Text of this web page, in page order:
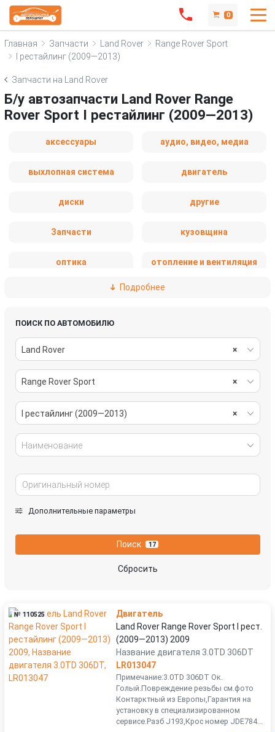
0
Главная Запчасти Land Rover
Range Rover Sport
I рестайлинг (2009—2013)
Запчасти на Land Rover
Б/у автозапчасти Land Rover Range
Rover Sport I рестайлинг (2009—2013)
аксессуары аудио, видео, медиа
выхлопная система двигатель
диски другие
Запчасти кузовщина
оптика отопление и вентиляция
пассивная безопасность
рулевое управление
система охлаждения системы комфорта
стекла стеклоочистители
топливная система
электрика
Подробнее
ПОИСК ПО АВТОМОБИЛЮ
×
Land Rover
×
Range Rover Sport
×
I рестайлинг (2009—2013)
Наименование
Дополнительные параметры
Поиск 17
Сбросить
№ 110525
Двигатель
Land Rover Range Rover Sport I рест.
(2009—2013) 2009
Название двигателя 3.0TD 306DT
LR013047
Примечание:3.0TD 306DT Ок.
Голый.Повреждение резьбы см.фото
Контарктный из Европы,Гарантия на
установку в специализированном
сервисе.Разб J193,Крос номер JDE784...